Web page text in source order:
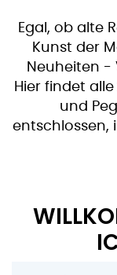
Egal, ob alte
Kunst der
Neuheiten -
Hier findet
und
entschlossen,